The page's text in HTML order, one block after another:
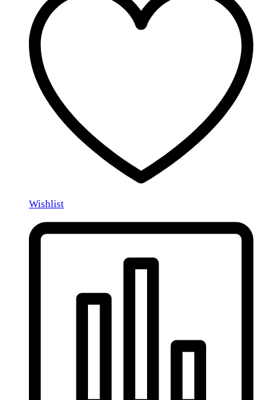
Wishlist